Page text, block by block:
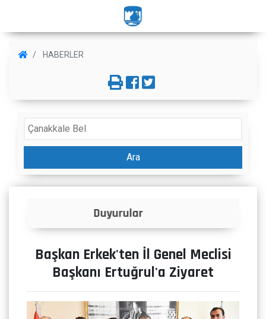
HABERLER
Ara
İlanlar
Başkan Erkek'ten İl Genel Meclisi
Başkanı Ertuğrul'a Ziyaret